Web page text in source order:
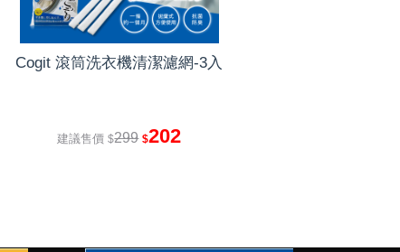
Cogit 滾筒洗衣機清潔濾網-3入
建議售價 $299 $202